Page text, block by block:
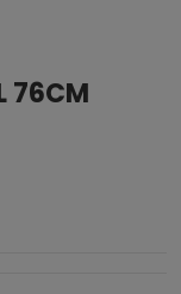
76CM